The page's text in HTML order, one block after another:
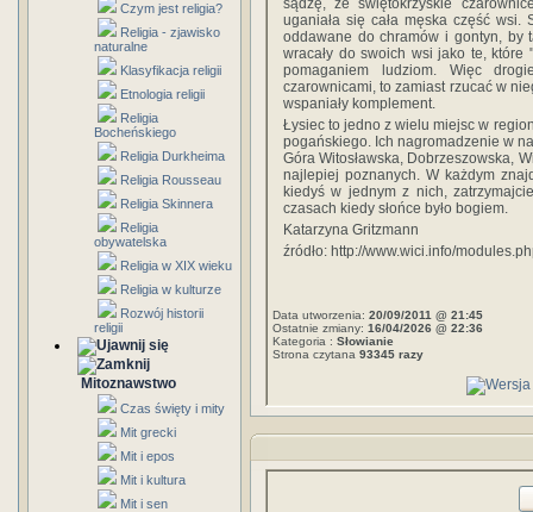
Czym jest religia?
Religia - zjawisko
naturalne
Klasyfikacja religii
Etnologia religii
Religia
Bocheńskiego
Religia Durkheima
Religia Rousseau
Religia Skinnera
Religia
obywatelska
Religia w XIX wieku
Religia w kulturze
Rozwój historii
religii
Mitoznawstwo
Czas święty i mity
Mit grecki
Mit i epos
Mit i kultura
Mit i sen
sądzę, że świętokrzyskie
uganiała się cała męska część wsi.
oddawane do chramów i gontyn, by
wracały do swoich wsi jako te,
pomaganiem ludziom. Więc
czarownicami, to zamiast rzucać w
wspaniały komplement.
Łysiec to jedno z wielu miejsc w
pogańskiego. Ich nagromadzenie w
Góra Witosławska, Dobrzeszowska,
najlepiej poznanych. W każdym
kiedyś w jednym z nich,
czasach kiedy słońce było bogiem.
Katarzyna Gritzmann
źródło: http://www.wici.info/
Data utworzenia: 20/09/2011 @ 21:45
Ostatnie zmiany: 16/04/2026 @ 22:36
Kategoria : Słowianie
Strona czytana 93345 razy